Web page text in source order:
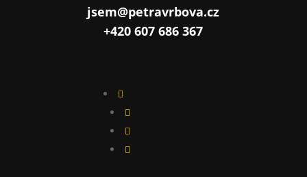
jsem@petravrbova.cz
+420 607 686 367



